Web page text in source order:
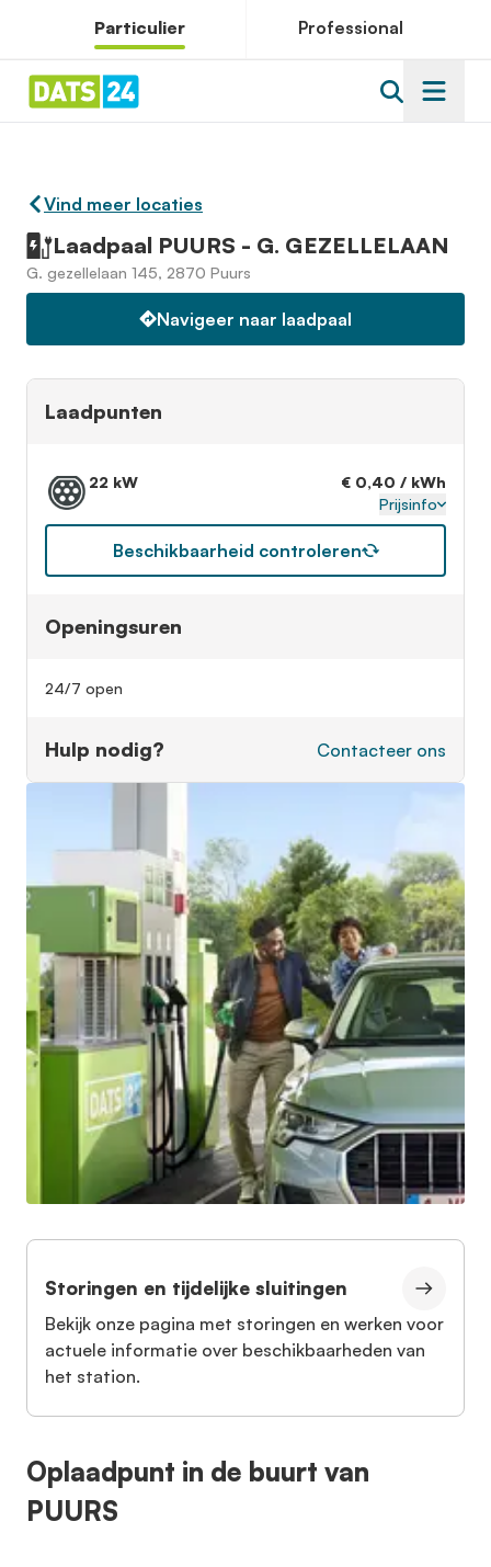
Particulier Professional
Vind meer locaties
Laadpaal PUURS - G. GEZELLELAAN
G. gezellelaan 145, 2870 Puurs
Navigeer naar laadpaal
Laadpunten
22 kW
€ 0,40 / kWh
Prijsinfo
Beschikbaarheid controleren
Openingsuren
24/7 open
Hulp nodig? Contacteer ons
Storingen en tijdelijke sluitingen
Bekijk onze pagina met storingen en werken voor
actuele informatie over beschikbaarheden van
het station.
Oplaadpunt in de buurt van
PUURS